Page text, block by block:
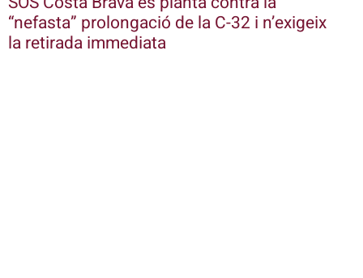
“nefasta” prolongació de la C-32 i n’exigeix
la retirada immediata